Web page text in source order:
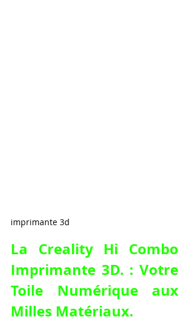
imprimante 3d
La Creality Hi Combo
Imprimante 3D. : Votre
Toile Numérique aux
Milles Matériaux.